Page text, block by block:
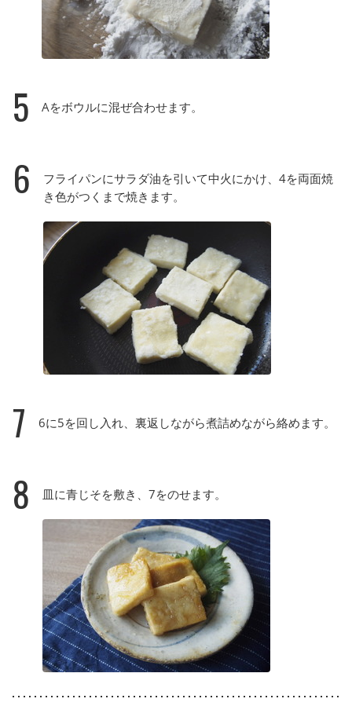
5 Aをボウルに混ぜ合わせます。
6
フライパンにサラダ油を引いて中火にかけ、4を両面焼
き色がつくまで焼きます。
7 6に5を回し入れ、裏返しながら煮詰めながら絡めます。
8 皿に青じそを敷き、7をのせます。